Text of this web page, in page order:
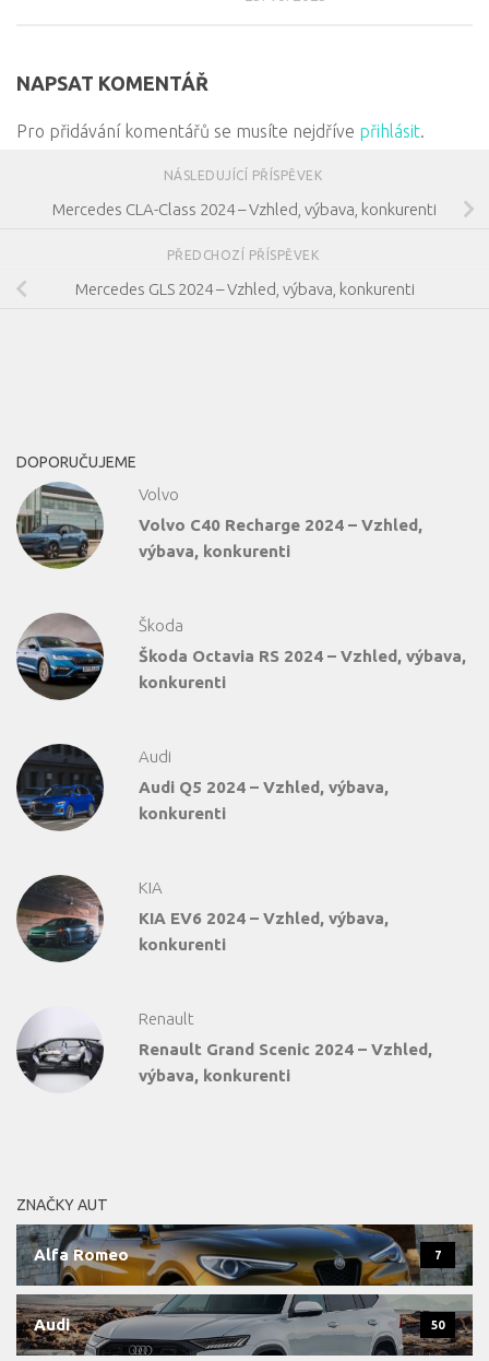
NAPSAT KOMENTÁŘ
Pro přidávání komentářů se musíte nejdříve přihlásit.
NÁSLEDUJÍCÍ PŘÍSPĚVEK
Mercedes CLA-Class 2024 – Vzhled, výbava, konkurenti
PŘEDCHOZÍ PŘÍSPĚVEK
Mercedes GLS 2024 – Vzhled, výbava, konkurenti
DOPORUČUJEME
Volvo
Volvo C40 Recharge 2024 – Vzhled,
výbava, konkurenti
Škoda
Škoda Octavia RS 2024 – Vzhled, výbava,
konkurenti
Audi
Audi Q5 2024 – Vzhled, výbava,
konkurenti
KIA
KIA EV6 2024 – Vzhled, výbava,
konkurenti
Renault
Renault Grand Scenic 2024 – Vzhled,
výbava, konkurenti
ZNAČKY AUT
Alfa Romeo 7
Audi 50